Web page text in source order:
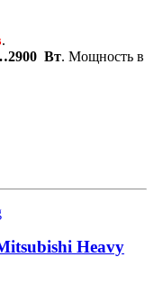
.
Вт. Мощность в
Heavy